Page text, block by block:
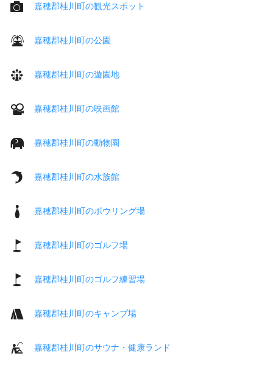
嘉穂郡桂川町の観光スポット
嘉穂郡桂川町の公園
嘉穂郡桂川町の遊園地
嘉穂郡桂川町の映画館
嘉穂郡桂川町の動物園
嘉穂郡桂川町の水族館
嘉穂郡桂川町のボウリング場
嘉穂郡桂川町のゴルフ場
嘉穂郡桂川町のゴルフ練習場
嘉穂郡桂川町のキャンプ場
嘉穂郡桂川町のサウナ・健康ランド